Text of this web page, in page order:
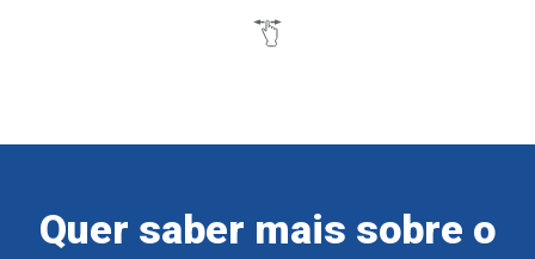
Quer saber mais sobre o